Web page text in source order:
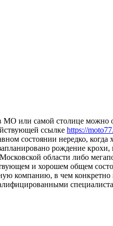
МО или самой столице можно
ссылке https://
состоянии нередко, когда
рождение
области либо
и хорошем общем
компанию, в чем конкретно